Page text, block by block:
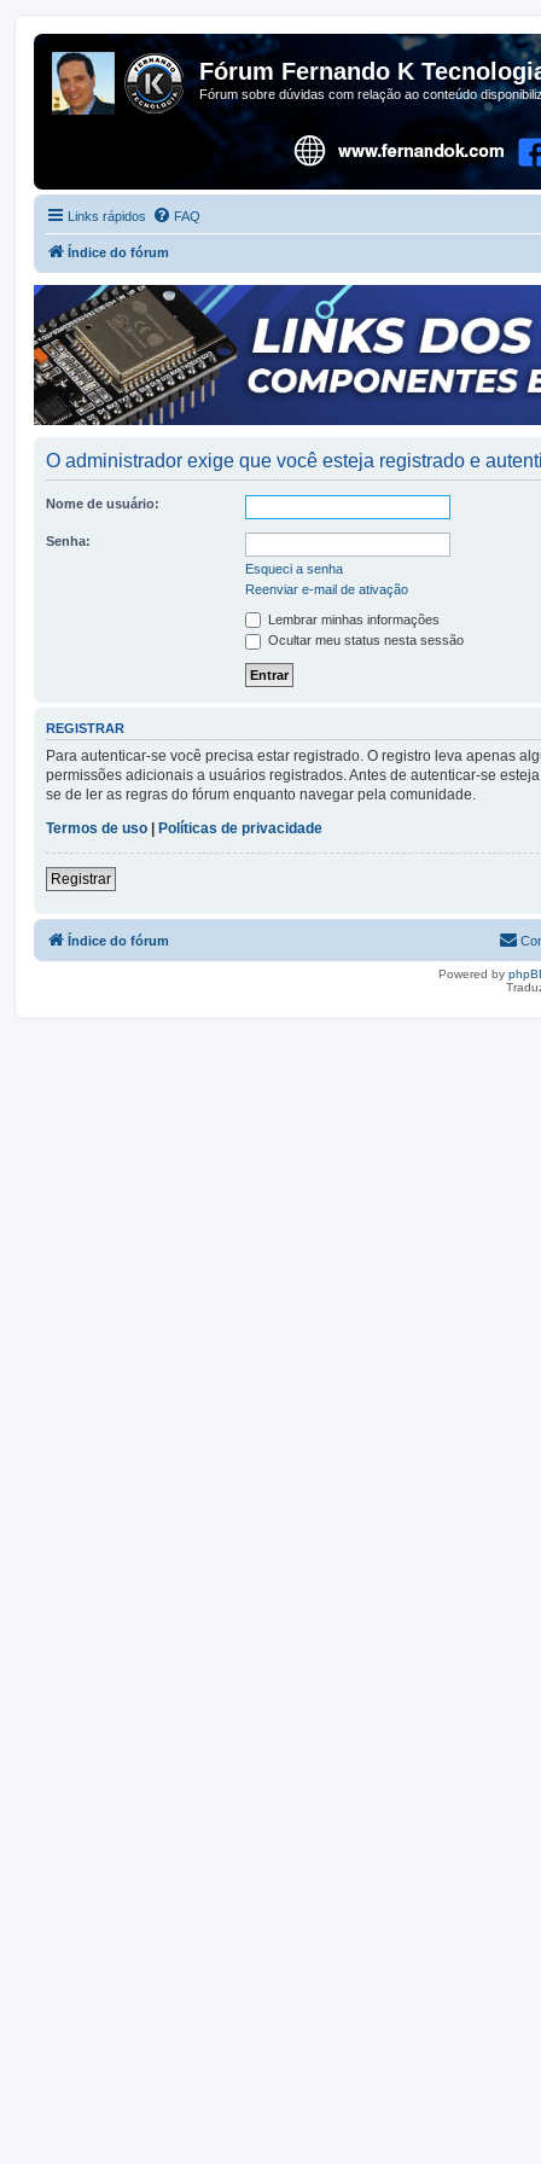
Fórum Fernando K
Fórum sobre dúvidas com relação ao conteúdo
Links rápidos FAQ
Índice do fórum
O administrador exige que você esteja registrado e
Nome de usuário:
Senha:
Esqueci a senha
Reenviar e-mail de ativação
Lembrar minhas informações
Ocultar meu status nesta sessão
REGISTRAR
Para autenticar-se você precisa estar registrado. O registro leva apenas
permissões adicionais a usuários registrados. Antes de autenticar-se
se de ler as regras do fórum enquanto navegar pela comunidade.
Termos de uso
Políticas de privacidade
Registrar
Índice do fórum
Powered by